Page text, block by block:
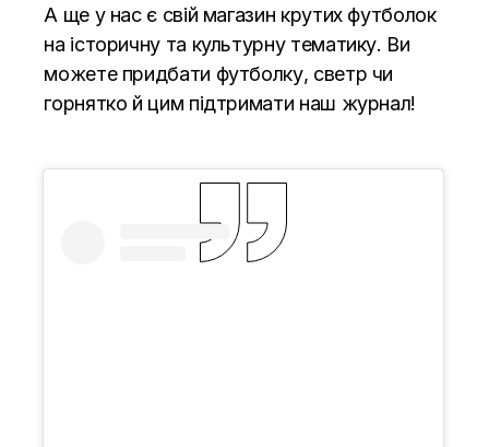
А ще у нас є свій магазин крутих футболок
на історичну та культурну тематику. Ви
можете придбати футболку, светр чи
горнятко й цим підтримати наш журнал!